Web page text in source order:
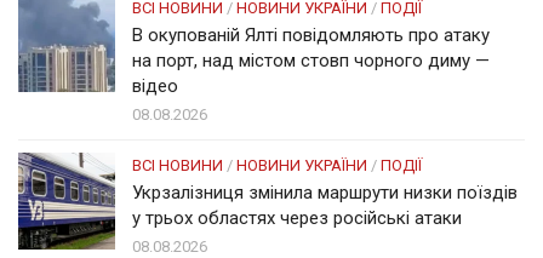
ВСІ НОВИНИ / НОВИНИ УКРАЇНИ / ПОДІЇ
В окупованій Ялті повідомляють про атаку
на порт, над містом стовп чорного диму —
відео
08.08.2026
ВСІ НОВИНИ / НОВИНИ УКРАЇНИ / ПОДІЇ
Укрзалізниця змінила маршрути низки поїздів
у трьох областях через російські атаки
08.08.2026